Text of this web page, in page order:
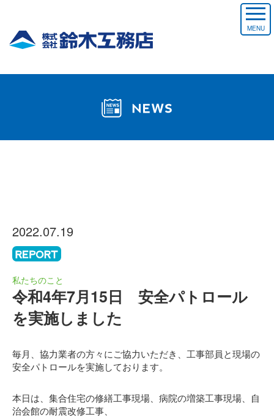
MENU
2022.07.19
私たちのこと
令和4年7月15日 安全パトロール
を実施しました
毎月、協力業者の方々にご協力いただき、工事部員と現場の
安全パトロールを実施しております。
本日は、集合住宅の修繕工事現場、病院の増築工事現場、自
治会館の耐震改修工事、